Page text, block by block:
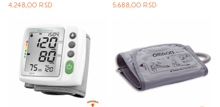
4.248,00 RSD 5.688,00 RSD